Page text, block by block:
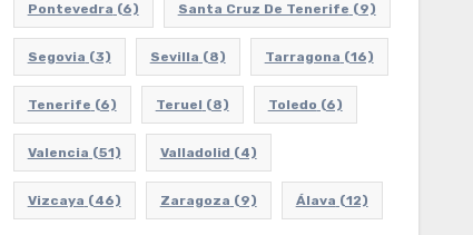
Pontevedra (6) Santa Cruz De Tenerife (9)
Segovia (3) Sevilla (8) Tarragona (16)
Tenerife (6) Teruel (8) Toledo (6)
Valencia (51) Valladolid (4)
Vizcaya (46) Zaragoza (9) Álava (12)